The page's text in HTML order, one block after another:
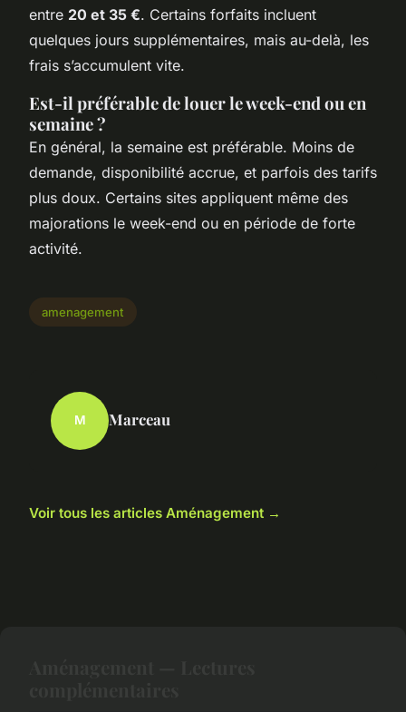
entre 20 et 35 €. Certains forfaits incluent
quelques jours supplémentaires, mais au-delà, les
frais s’accumulent vite.
Est-il préférable de louer le week-end ou en
semaine ?
En général, la semaine est préférable. Moins de
demande, disponibilité accrue, et parfois des tarifs
plus doux. Certains sites appliquent même des
majorations le week-end ou en période de forte
activité.
amenagement
M Marceau
Voir tous les articles Aménagement →